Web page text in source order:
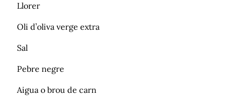
Llorer
Oli d’oliva verge extra
Sal
Pebre negre
Aigua o brou de carn